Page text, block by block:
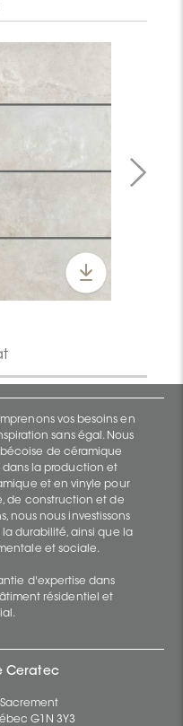
vos besoins en
sans égal. Nous
de céramique
la production et
et en vinyle pour
de construction et de
nous nous investissons
durabilité, ainsi que la
et sociale.
d'expertise dans
résidentiel et
Ceratec
G1N 3Y3